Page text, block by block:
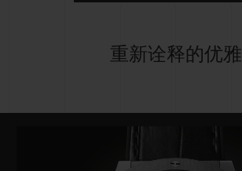
重新诠释的优雅